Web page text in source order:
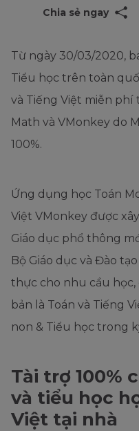
Chia sẻ ngay
Từ ngày 30/03/2020,
Tiểu học trên toàn
và Tiếng Việt miễn
Math và VMonkey do
100%.
Ứng dụng học Toán
Việt VMonkey được
Giáo dục phổ thông
Bộ Giáo dục và Đào
thực cho nhu cầu học,
bản là Toán và Tiếng
non & Tiểu học trong
Tài trợ 100%
và tiểu học
Việt tại nhà